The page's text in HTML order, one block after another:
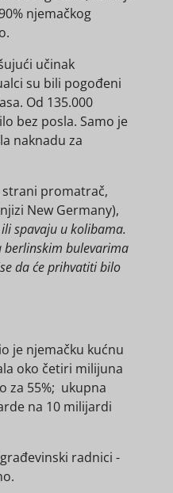
njemačkog
učinak
su bili pogođeni
Od 135.000
bez posla. Samo je
naknadu za
strani promatrač,
New Germany),
spavaju u kolibama.
berlinskim bulevarima
da će prihvatiti bilo
je njemačku kućnu
oko četiri milijuna
za 55%; ukupna
na 10 milijardi
radnici -